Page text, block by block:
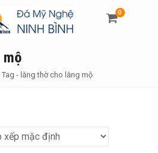
0
mộ
- lăng thờ cho lăng mộ